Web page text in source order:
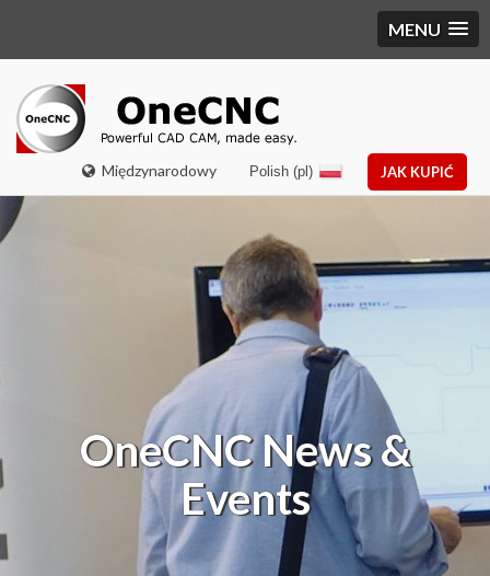
MENU
Międzynarodowy JAK KUPIĆ
Polish (pl)
OneCNCNews &
Events